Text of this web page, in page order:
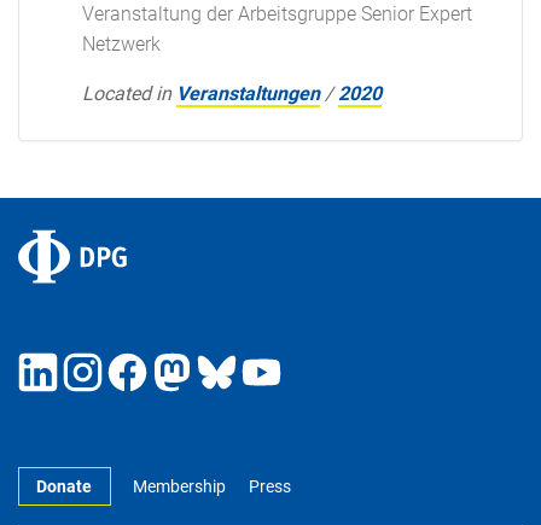
Veranstaltung der Arbeitsgruppe Senior Expert
Netzwerk
Located in Veranstaltungen /2020
Donate Membership Press